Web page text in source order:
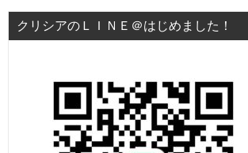
クリシアのＬＩＮＥ＠はじめました！